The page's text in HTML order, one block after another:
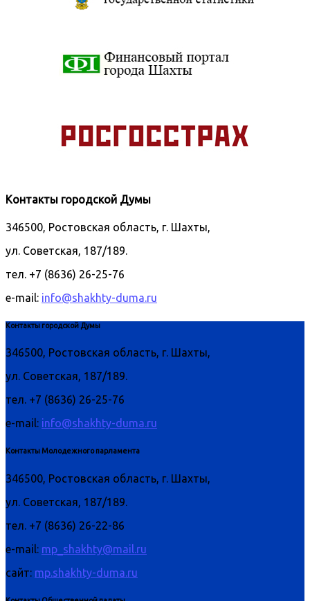
Контакты городской Думы
346500, Ростовская область, г. Шахты,
ул. Советская, 187/189.
тел. +7 (8636) 26-25-76
e-mail: info@shakhty-duma.ru
Контакты городской Думы
346500, Ростовская область, г. Шахты,
ул. Советская, 187/189.
тел. +7 (8636) 26-25-76
e-mail: info@shakhty-duma.ru
Контакты Молодежного парламента
346500, Ростовская область, г. Шахты,
ул. Советская, 187/189.
тел. +7 (8636) 26-22-86
e-mail: mp_shakhty@mail.ru
сайт: mp.shakhty-duma.ru